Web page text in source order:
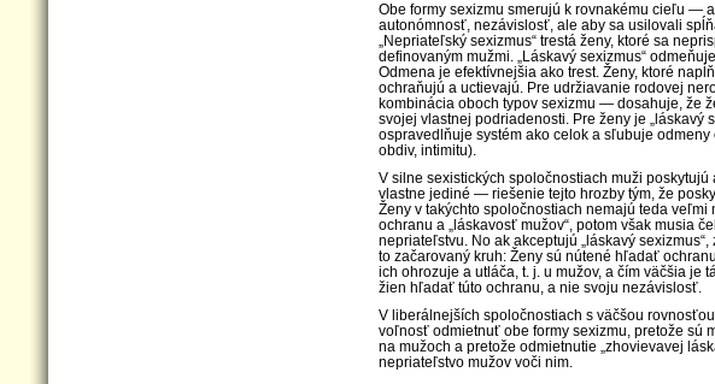
Obe formy sexizmu smerujú k rovnakému cieľu —
autonómnosť, nezávislosť, ale aby sa usilovali
„Nepriateľský sexizmus“ trestá ženy, ktoré sa
definovaným mužmi. „Láskavý sexizmus“
Odmena je efektívnejšia ako trest. Ženy, ktoré
ochraňujú a uctievajú. Pre udržiavanie rodovej
kombinácia oboch typov sexizmu — dosahuje, že
svojej vlastnej podriadenosti. Pre ženy je „láskavý
ospravedlňuje systém ako celok a sľubuje odmeny
obdiv, intimitu).
V silne sexistických spoločnostiach muži
vlastne jediné — riešenie tejto hrozby tým, že
Ženy v takýchto spoločnostiach nemajú teda veľmi
ochranu a „láskavosť mužov“, potom však musia
nepriateľstvu. No ak akceptujú „láskavý
to začarovaný kruh: Ženy sú nútené hľadať
ich ohrozuje a utláča, t. j. u mužov, a čím väčšia je
žien hľadať túto ochranu, a nie svoju nezávislosť.
V liberálnejších spoločnostiach s väčšou
voľnosť odmietnuť obe formy sexizmu, pretože sú
na mužoch a pretože odmietnutie „zhovievavej
nepriateľstvo mužov voči nim.